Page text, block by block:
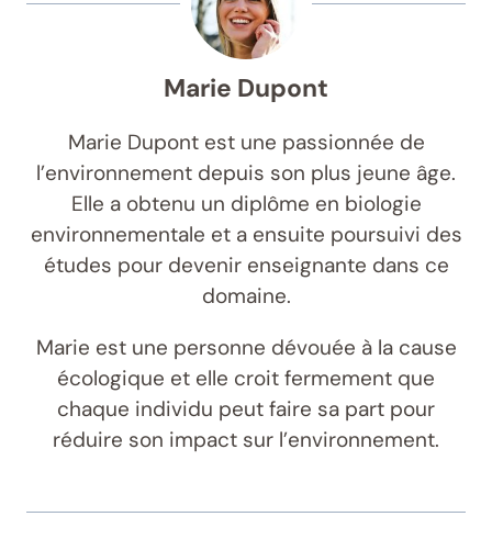
Marie Dupont
Marie Dupont est une passionnée de
l’environnement depuis son plus jeune âge.
Elle a obtenu un diplôme en biologie
environnementale et a ensuite poursuivi des
études pour devenir enseignante dans ce
domaine.
Marie est une personne dévouée à la cause
écologique et elle croit fermement que
chaque individu peut faire sa part pour
réduire son impact sur l’environnement.